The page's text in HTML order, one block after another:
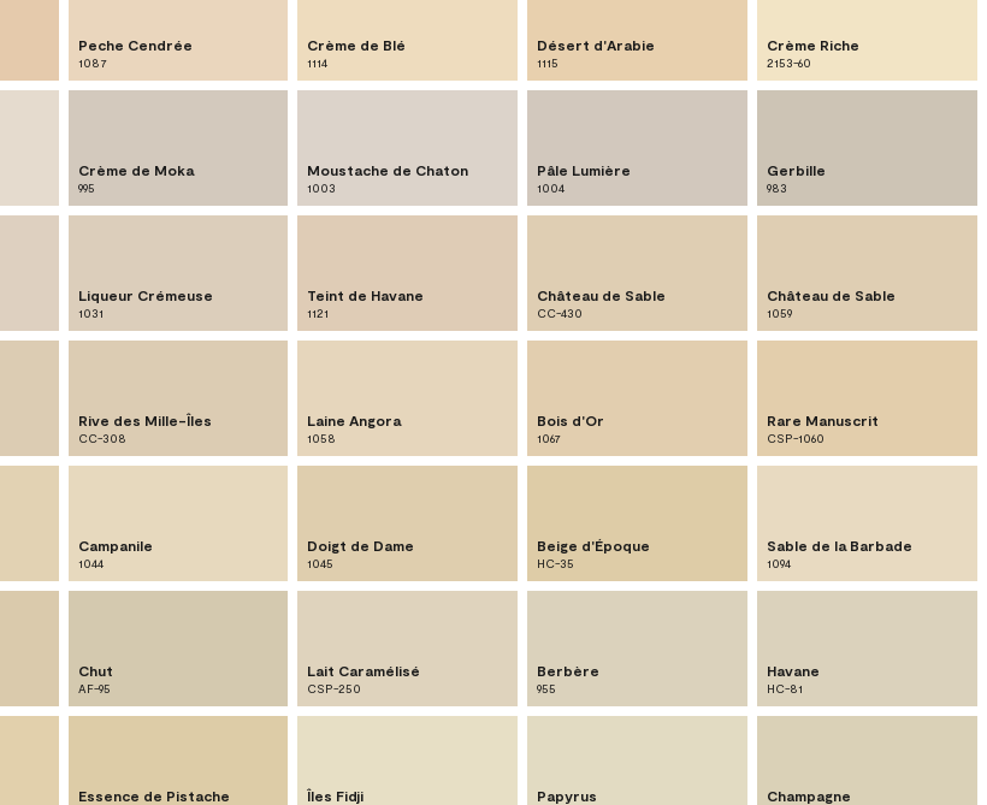
Peche Cendrée
1087
Crème de Blé
1114
Désert d'Arabie
1115
Crème Riche
2153-60
Crème de Moka
995
Moustache de Chaton
1003
Pâle Lumière
1004
Gerbille
983
Liqueur Crémeuse
1031
Teint de Havane
1121
Château de Sable
CC-430
Château de Sable
1059
Rive des Mille-Îles
CC-308
Laine Angora
1058
Bois d'Or
1067
Rare Manuscrit
CSP-1060
Campanile
1044
Doigt de Dame
1045
Beige d'Époque
HC-35
Sable de la Barbade
1094
Chut
AF-95
Lait Caramélisé
CSP-250
Berbère
955
Havane
HC-81
Essence de Pistache Îles Fidji Papyrus Champagne